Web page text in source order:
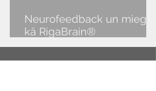
Neurofeedback un miegs:
kā RigaBrain®
NeurOptimal® palīdz atgūt